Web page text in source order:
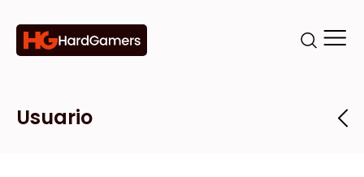
Categorías
Marcas
Tiendas
Usuario